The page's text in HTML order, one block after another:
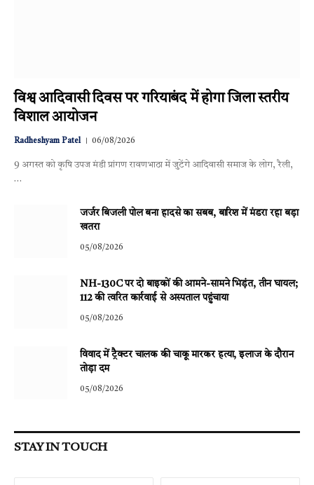
विश्व आदिवासी दिवस पर गरियाबंद में होगा जिला स्तरीय
विशाल आयोजन
Radheshyam Patel 06/08/2026
9 अगस्त को कृषि उपज मंडी प्रांगण रावणभाठा में जुटेंगे आदिवासी समाज के लोग, रैली,
…
जर्जर बिजली पोल बना हादसे का सबब, बारिश में मंडरा रहा बड़ा
खतरा
05/08/2026
NH-130C पर दो बाइकों की आमने-सामने भिड़ंत, तीन घायल;
112 की त्वरित कार्रवाई से अस्पताल पहुंचाया
05/08/2026
विवाद में ट्रैक्टर चालक की चाकू मारकर हत्या, इलाज के दौरान
तोड़ा दम
05/08/2026
STAY IN TOUCH